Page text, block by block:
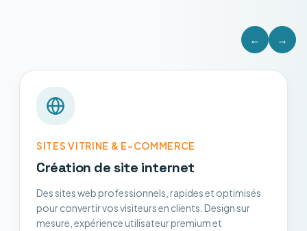
← →
SITES VITRINE & E-COMMERCE
Création de site internet
Des sites web professionnels, rapides et optimisés
pour convertir vos visiteurs en clients. Design sur
mesure, expérience utilisateur premium et